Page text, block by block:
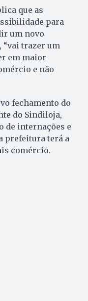
que as
para
um novo
“vai trazer um
em maior
e não
fechamento do
do Sindiloja,
de internações e
prefeitura terá a
comércio.